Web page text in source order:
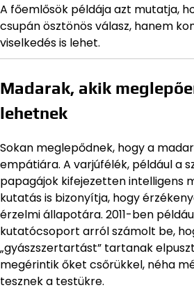
A főemlősök példája azt mutatja,
csupán ösztönös válasz, hanem
viselkedés is lehet.
Madarak, akik
lehetnek
Sokan meglepődnek, hogy a
empátiára. A varjúfélék, például a
papagájok kifejezetten intelligens
kutatás is bizonyítja, hogy
érzelmi állapotára. 2011-ben
kutatócsoport arról számolt be,
„gyászszertartást” tartanak
megérintik őket csőrükkel, néha
tesznek a testükre.